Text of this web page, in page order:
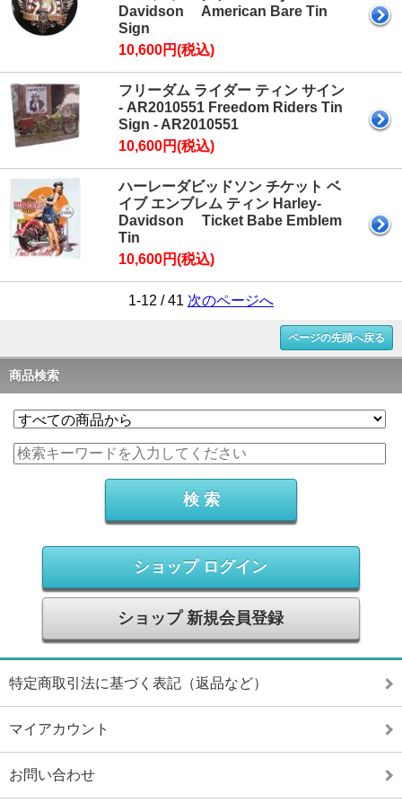
Davidson American Bare Tin
Sign
10,600円(税込)
フリーダム ライダー ティン サイン
- AR2010551 Freedom Riders Tin
Sign - AR2010551
10,600円(税込)
ハーレーダビッドソン チケット ベ
イブ エンブレム ティン Harley-
Davidson Ticket Babe Emblem
Tin
10,600円(税込)
1-12 / 41 次のページへ
ページの先頭へ戻る
商品検索
ショップ ログイン
ショップ 新規会員登録
特定商取引法に基づく表記（返品など）
マイアカウント
お問い合わせ